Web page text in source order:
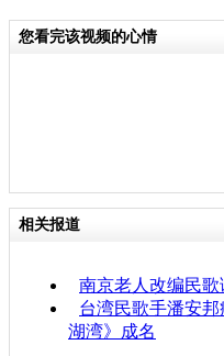
您看完该视频的心情
相关报道
南京老人改编民歌
台湾民歌手潘安
湖湾》成名